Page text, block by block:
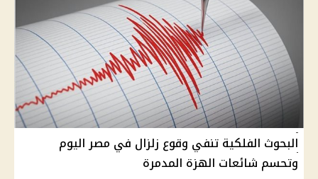
البحوث الفلكية تنفي وقوع زلزال في مصر اليوم
وتحسم شائعات الهزة المدمرة